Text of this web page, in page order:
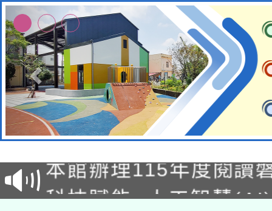
適應運動共學行動站研
本館辦理115年度閱讀
暨閱讀推動專業研習
科技賦能─人工智慧